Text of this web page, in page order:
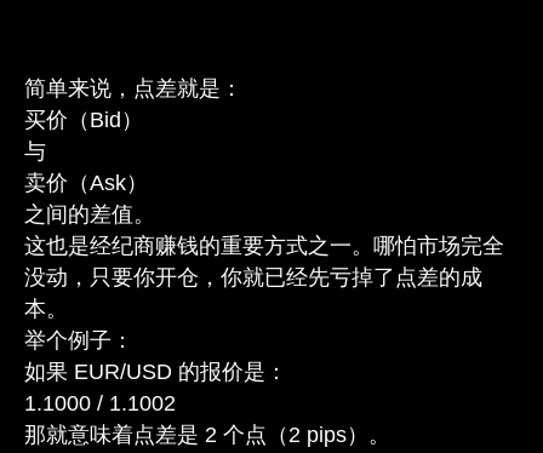
简单来说，点差就是：
买价（Bid）
与
卖价（Ask）
之间的差值。
这也是经纪商赚钱的重要方式之一。哪怕市场完全
没动，只要你开仓，你就已经先亏掉了点差的成
本。
举个例子：
如果 EUR/USD 的报价是：
1.1000 / 1.1002
那就意味着点差是 2 个点（2 pips）。